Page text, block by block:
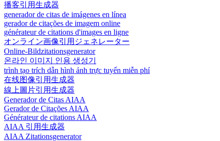
播客引用生成器
generador de citas de imágenes en línea
gerador de citações de imagem online
générateur de citations d'images en ligne
オンライン画像引用ジェネレーター
Online-Bildzitationsgenerator
온라인 이미지 인용 생성기
trình tạo trích dẫn hình ảnh trực tuyến miễn phí
在线图像引用生成器
線上圖片引用生成器
Generador de Citas AIAA
Gerador de Citações AIAA
Générateur de citations AIAA
AIAA 引用生成器
AIAA Zitationsgenerator